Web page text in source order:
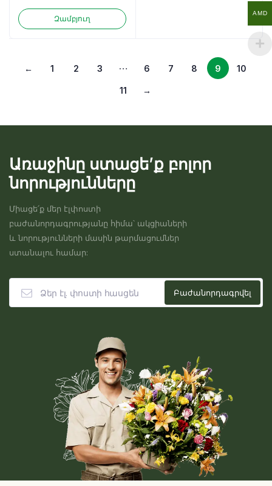
Զամբյուղ
← 1 2 3 … 6 7 8 9 10
11 →
Առաջինը ստացե’ք բոլոր
նորությունները
Միացե՛ք մեր էլփոստի
բաժանորդագրությանը հիմա՝ ակցիաների
և նորությունների մասին թարմացումներ
ստանալու համար:
AMD